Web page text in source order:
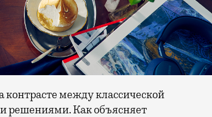
контрасте между классической
решениями. Как объясняет